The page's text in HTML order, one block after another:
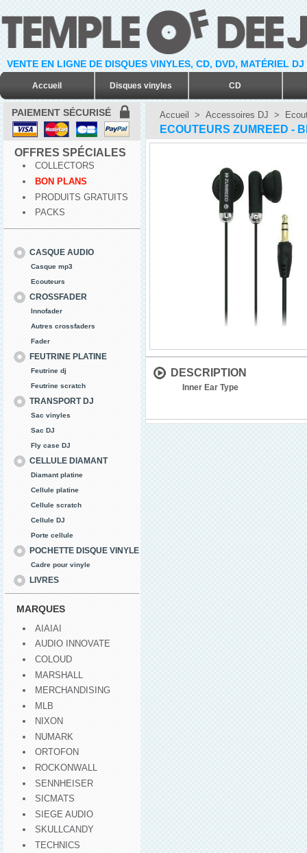
VENTE EN LIGNE DE DISQUES VINYLES, CD, DVD, MATÉRIEL
Accueil Disques vinyles CD
PAIEMENT SÉCURISÉ
OFFRES SPÉCIALES
COLLECTORS
BON PLANS
PRODUITS GRATUITS
PACKS
CASQUE AUDIO
Casque mp3
Ecouteurs
CROSSFADER
Innofader
Autres crossfaders
Fader
FEUTRINE PLATINE
Feutrine dj
Feutrine scratch
TRANSPORT DJ
Sac vinyles
Sac DJ
Fly case DJ
CELLULE DIAMANT
Diamant platine
Cellule platine
Cellule scratch
Cellule DJ
Porte cellule
POCHETTE DISQUE VINYLE
Cadre pour vinyle
LIVRES
MARQUES
AIAIAI
AUDIO INNOVATE
COLOUD
MARSHALL
MERCHANDISING
MLB
NIXON
NUMARK
ORTOFON
ROCKONWALL
SENNHEISER
SICMATS
SIEGE AUDIO
SKULLCANDY
TECHNICS
Accueil > Accessoires DJ >
ECOUTEURS ZUMREED -
DESCRIPTION
Inner Ear Type